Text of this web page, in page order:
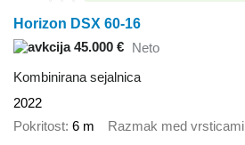
Horizon DSX 60-16
45.000 € Neto
Kombinirana sejalnica
2022
Pokritost 6 m Razmak med vrsticami